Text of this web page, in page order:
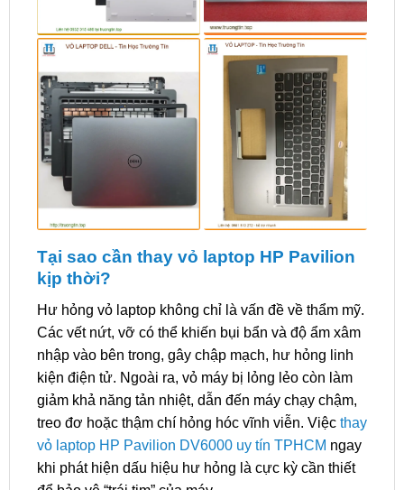
Tại sao cần thay vỏ laptop HP Pavilion
kịp thời?
Hư hỏng vỏ laptop không chỉ là vấn đề về thẩm mỹ.
Các vết nứt, vỡ có thể khiến bụi bẩn và độ ẩm xâm
nhập vào bên trong, gây chập mạch, hư hỏng linh
kiện điện tử. Ngoài ra, vỏ máy bị lỏng lẻo còn làm
giảm khả năng tản nhiệt, dẫn đến máy chạy chậm,
treo đơ hoặc thậm chí hỏng hóc vĩnh viễn. Việc thay
vỏ laptop HP Pavilion DV6000 uy tín TPHCM ngay
khi phát hiện dấu hiệu hư hỏng là cực kỳ cần thiết